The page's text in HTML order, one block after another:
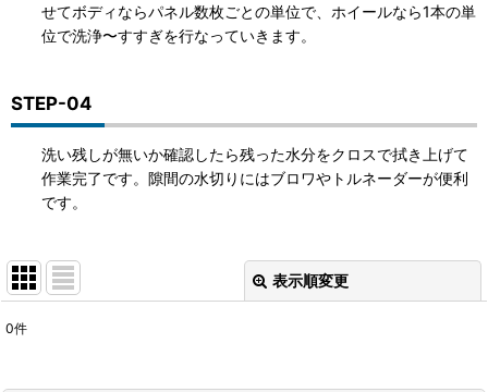
せてボディならパネル数枚ごとの単位で、ホイールなら1本の単
位で洗浄〜すすぎを行なっていきます。
STEP-04
洗い残しが無いか確認したら残った水分をクロスで拭き上げて
作業完了です。隙間の水切りにはブロワやトルネーダーが便利
です。
表示順変更
0件